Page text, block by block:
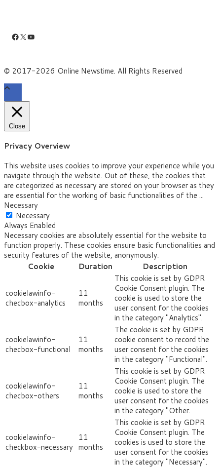
Facebook
X YouTube
© 2017-2026 Online Newstime. All Rights Reserved
Close
Privacy Overview
This website uses cookies to improve your experience while you
navigate through the website. Out of these, the cookies that
are categorized as necessary are stored on your browser as they
are essential for the working of basic functionalities of the ...
Necessary
Necessary
Always Enabled
Necessary cookies are absolutely essential for the website to
function properly. These cookies ensure basic functionalities and
security features of the website, anonymously.
Cookie
Duration Description
cookielawinfo-
checbox-analytics
11
months
This cookie is set by GDPR
Cookie Consent plugin. The
cookie is used to store the
user consent for the cookies
in the category "Analytics".
cookielawinfo-
checbox-functional
11
months
The cookie is set by GDPR
cookie consent to record the
user consent for the cookies
in the category "Functional".
cookielawinfo-
checbox-others
11
months
This cookie is set by GDPR
Cookie Consent plugin. The
cookie is used to store the
user consent for the cookies
in the category "Other.
cookielawinfo-
checkbox-necessary
11
months
This cookie is set by GDPR
Cookie Consent plugin. The
cookies is used to store the
user consent for the cookies
in the category "Necessary".